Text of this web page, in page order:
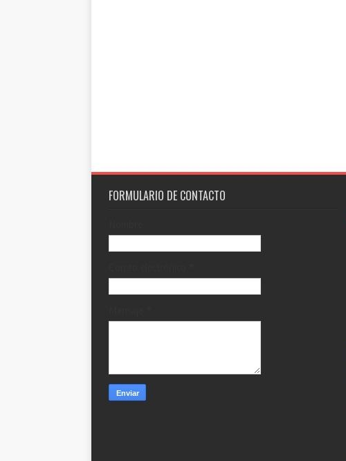
FORMULARIO DE CONTACTO